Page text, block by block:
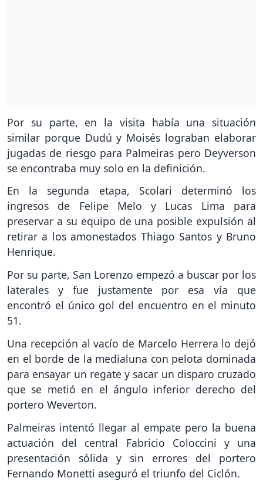
Por su parte, en la visita había una situación
similar porque Dudú y Moisés lograban elaborar
jugadas de riesgo para Palmeiras pero Deyverson
se encontraba muy solo en la definición.
En la segunda etapa, Scolari determinó los
ingresos de Felipe Melo y Lucas Lima para
preservar a su equipo de una posible expulsión al
retirar a los amonestados Thiago Santos y Bruno
Henrique.
Por su parte, San Lorenzo empezó a buscar por los
laterales y fue justamente por esa vía que
encontró el único gol del encuentro en el minuto
51.
Una recepción al vacío de Marcelo Herrera lo dejó
en el borde de la medialuna con pelota dominada
para ensayar un regate y sacar un disparo cruzado
que se metió en el ángulo inferior derecho del
portero Weverton.
Palmeiras intentó llegar al empate pero la buena
actuación del central Fabricio Coloccini y una
presentación sólida y sin errores del portero
Fernando Monetti aseguró el triunfo del Ciclón.